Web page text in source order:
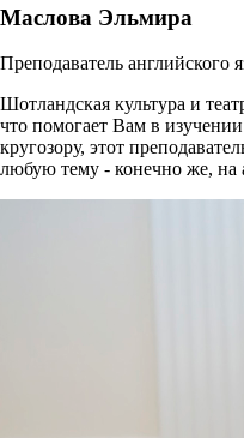
Маслова Эльмира
Преподаватель английского
Шотландская культура и
что помогает Вам в
кругозору, этот
любую тему - конечно же, на